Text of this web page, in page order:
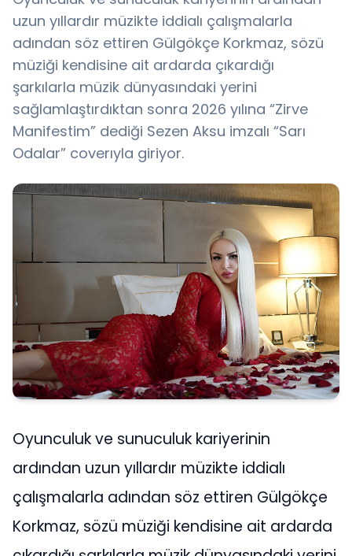
uzun yıllardır müzikte iddialı çalışmalarla
adından söz ettiren Gülgökçe Korkmaz, sözü
müziği kendisine ait ardarda çıkardığı
şarkılarla müzik dünyasındaki yerini
sağlamlaştırdıktan sonra 2026 yılına “Zirve
Manifestim” dediği Sezen Aksu imzalı “Sarı
Odalar” coverıyla giriyor.
Oyunculuk ve sunuculuk kariyerinin
ardından uzun yıllardır müzikte iddialı
çalışmalarla adından söz ettiren Gülgökçe
Korkmaz, sözü müziği kendisine ait ardarda